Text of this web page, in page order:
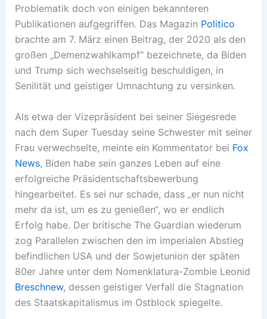
Problematik doch von einigen bekannteren
Publikationen aufgegriffen. Das Magazin Politico
brachte am 7. März einen Beitrag, der 2020 als den
großen „Demenzwahlkampf“ bezeichnete, da Biden
und Trump sich wechselseitig beschuldigen, in
Senilität und geistiger Umnachtung zu versinken.
Als etwa der Vizepräsident bei seiner Siegesrede
nach dem Super Tuesday seine Schwester mit seiner
Frau verwechselte, meinte ein Kommentator bei Fox
News, Biden habe sein ganzes Leben auf eine
erfolgreiche Präsidentschaftsbewerbung
hingearbeitet. Es sei nur schade, dass „er nun nicht
mehr da ist, um es zu genießen“, wo er endlich
Erfolg habe. Der britische The Guardian wiederum
zog Parallelen zwischen den im imperialen Abstieg
befindlichen USA und der Sowjetunion der späten
80er Jahre unter dem Nomenklatura-Zombie Leonid
Breschnew, dessen geistiger Verfall die Stagnation
des Staatskapitalismus im Ostblock spiegelte.